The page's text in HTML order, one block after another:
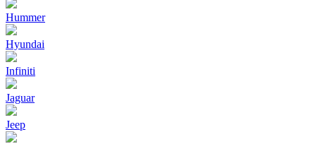
Hummer
Hyundai
Infiniti
Jaguar
Jeep